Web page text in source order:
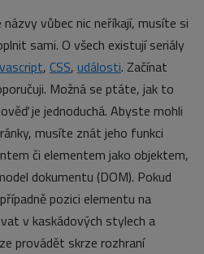
vůbec nic neříkají, musíte si
sami. O všech existují seriály
, CSS, události. Začínat
Možná se ptáte, jak to
je jednoduchá. Abyste mohli
musíte znát jeho funkci
či elementem jako objektem,
dokumentu (DOM). Pokud
pozici elementu na
v kaskádových stylech a
provádět skrze rozhraní